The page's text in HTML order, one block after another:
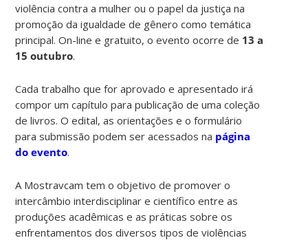
violência contra a mulher ou o papel da justiça na
promoção da igualdade de gênero como temática
principal. On-line e gratuito, o evento ocorre de 13 a
15 outubro.
Cada trabalho que for aprovado e apresentado irá
compor um capítulo para publicação de uma coleção
de livros. O edital, as orientações e o formulário
para submissão podem ser acessados na página
do evento.
A Mostravcam tem o objetivo de promover o
intercâmbio interdisciplinar e científico entre as
produções acadêmicas e as práticas sobre os
enfrentamentos dos diversos tipos de violências